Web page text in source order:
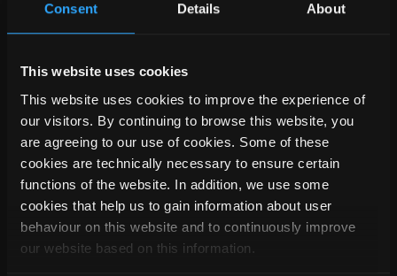
Consent Details About
This website uses cookies
This website uses cookies to improve the experience of
our visitors. By continuing to browse this website, you
are agreeing to our use of cookies. Some of these
cookies are technically necessary to ensure certain
functions of the website. In addition, we use some
cookies that help us to gain information about user
behaviour on this website and to continuously improve
our website based on this information.
En plus, les plans de projet deviennent de plus en plus
détaillés. On peut alors construire un terrain réaliste et créer
un bel aménagement intérieur, ce qui permet une
visualisation et une présentation parfaite des projets. Des